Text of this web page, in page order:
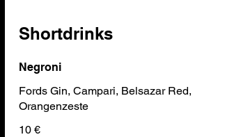
Shortdrinks
Negroni
Fords Gin, Campari, Belsazar Red,
Orangenzeste
10 €